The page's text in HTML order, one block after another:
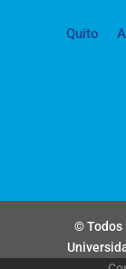
Quito
© Todos